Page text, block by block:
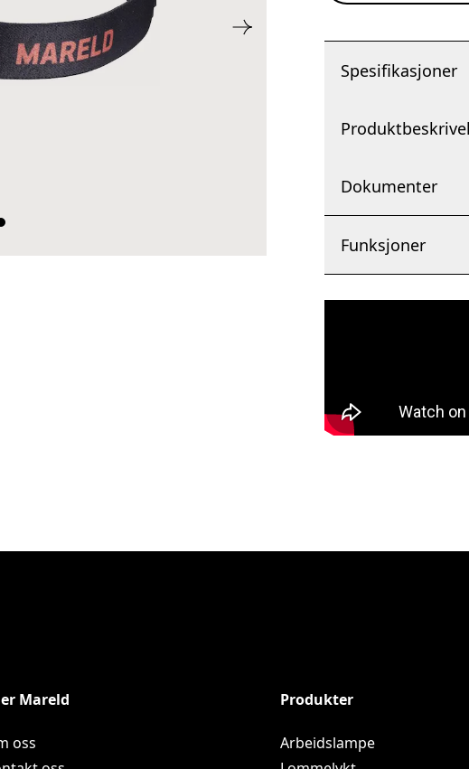
Spesifikasjoner
Dokumenter
Funksjoner
Mareld
oss
Produkter
Arbeidslampe